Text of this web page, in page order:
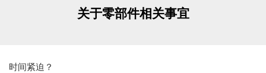
关于零部件相关事宜
时间紧迫？